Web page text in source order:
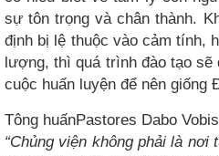
sự tôn trọng và chân thành.
định bị lệ thuộc vào cảm tính,
lượng, thì quá trình đào tạo sẽ
cuộc huấn luyện để nên giống
Tông huấnPastores Dabo Vobis
“Chủng viện không phải là